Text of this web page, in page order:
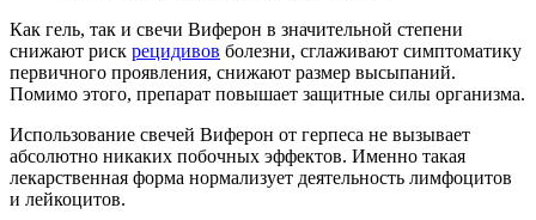
Как гель, так и свечи Виферон в значительной степени
снижают риск рецидивов болезни, сглаживают симптоматику
первичного проявления, снижают размер высыпаний.
Помимо этого, препарат повышает защитные силы организма.
Использование свечей Виферон от герпеса не вызывает
абсолютно никаких побочных эффектов. Именно такая
лекарственная форма нормализует деятельность лимфоцитов
и лейкоцитов.